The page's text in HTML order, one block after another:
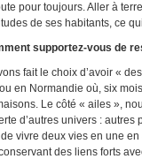
pour toujours. Aller à
de ses habitants, ce
supportez-vous de
fait le choix d’avoir «
en Normandie où, six
Le côté « ailes »,
d’autres univers : autres
vivre deux vies en une
des liens forts